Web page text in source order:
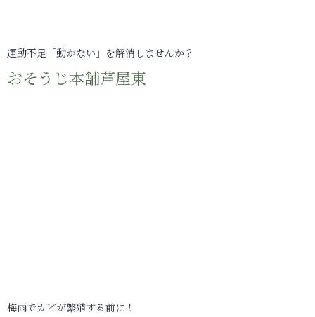
運動不足「動かない」を解消しませんか？
おそうじ本舗芦屋東
梅雨でカビが繁殖する前に！